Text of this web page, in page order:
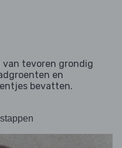
tevoren grondig
en
bevatten.